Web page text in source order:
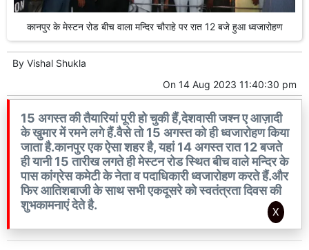
कानपुर के मेस्टन रोड बीच वाला मन्दिर चौराहे पर रात 12 बजे हुआ ध्वजारोहण
By Vishal Shukla
On 14 Aug 2023 11:40:30 pm
15 अगस्त की तैयारियां पूरी हो चुकी हैं,देशवासी जश्न ए आज़ादी
के खुमार में रमने लगे हैं.वैसे तो 15 अगस्त को ही ध्वजारोहण किया
जाता है.कानपुर एक ऐसा शहर है, यहां 14 अगस्त रात 12 बजते
ही यानी 15 तारीख लगते ही मेस्टन रोड स्थित बीच वाले मन्दिर के
पास कांग्रेस कमेटी के नेता व पदाधिकारी ध्वजारोहण करते हैं.और
फिर आतिशबाजी के साथ सभी एकदूसरे को स्वतंत्रता दिवस की
शुभकामनाएं देते है.
X